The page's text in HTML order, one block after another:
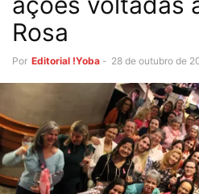
Rosa
Por Editorial !Yoba - 28 de outubro de